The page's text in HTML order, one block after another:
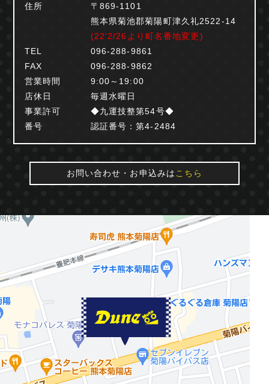
住所
〒869-1101
熊本県菊池郡菊陽町津久礼2522-14
(22'2/26より町名番地変更)
TEL
096-288-9861
FAX
096-288-9862
営業時間
9:00～19:00
店休日
毎週水曜日
事業許可
番号
◆九運技整第54号◆
認証番号：第4-2484
お問い合わせ・お申込みはこちら